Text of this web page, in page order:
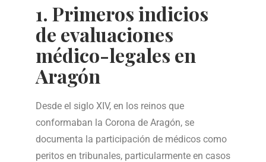
1. Primeros indicios
de evaluaciones
médico-legales en
Aragón
Desde el siglo XIV, en los reinos que
conformaban la Corona de Aragón, se
documenta la participación de médicos como
peritos en tribunales, particularmente en casos